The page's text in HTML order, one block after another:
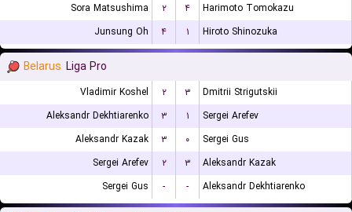
Sora Matsushima ۲ ۴
Harimoto Tomokazu
Junsung Oh
۴ ۱ Hiroto Shinozuka
Belarus Liga Pro
Vladimir Koshel ۲ ۳
Dmitrii Strigutskii
Aleksandr Dekhtiarenko
۳ ۱
Sergei Arefev
Aleksandr Kazak
۳ ۰
Sergei Gus
Sergei Arefev
۲ ۳
Aleksandr Kazak
Sergei Gus
- - Aleksandr Dekhtiarenko